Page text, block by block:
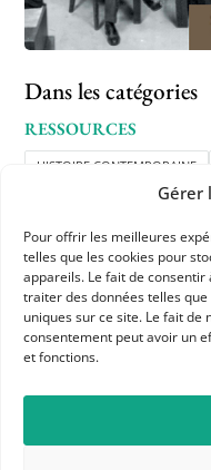
Gérer
Pour offrir les meilleures
telles que les cookies pour
appareils. Le fait de
traiter des données telles
uniques sur ce site. Le fait
consentement peut avoir un
et fonctions.
Dans les catégories
RESSOURCES
HISTOIRE CONTEMPORAINE
HGGSP
Association des